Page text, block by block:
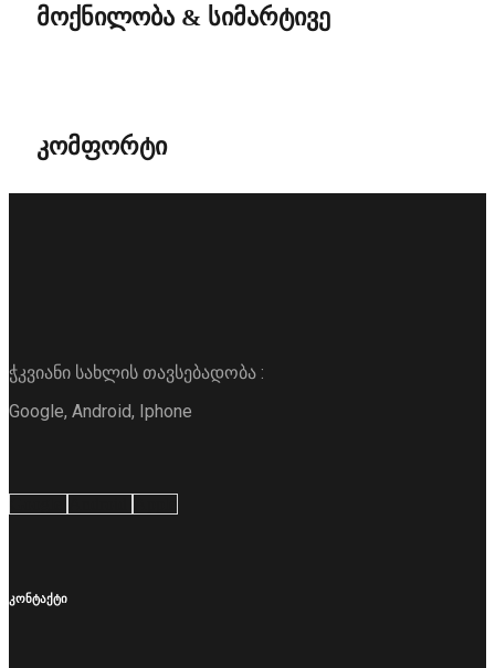
მოქნილობა & სიმარტივე
კომფორტი
ჭკვიანი სახლის თავსებადობა :
Google, Android, Iphone
კონტაქტი